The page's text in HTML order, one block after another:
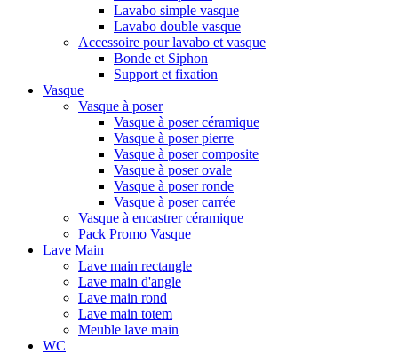
Lavabo simple vasque
Lavabo double vasque
Accessoire pour lavabo et vasque
Bonde et Siphon
Support et fixation
Vasque
Vasque à poser
Vasque à poser céramique
Vasque à poser pierre
Vasque à poser composite
Vasque à poser ovale
Vasque à poser ronde
Vasque à poser carrée
Vasque à encastrer céramique
Pack Promo Vasque
Lave Main
Lave main rectangle
Lave main d'angle
Lave main rond
Lave main totem
Meuble lave main
WC